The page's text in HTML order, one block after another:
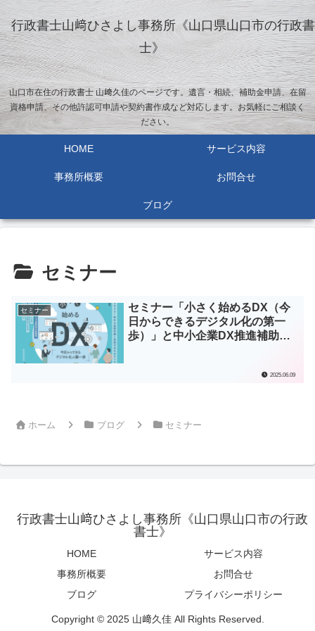
行政書士山﨑ひさよし事務所《山口県山口市の行政書
士》
山口市在住の行政書士 山﨑久佳のページです。遺言・相続、補助金申請、在留
資格申請、その他許認可申請や契約書作成など対応します。お気軽にご相談く
ださい。
HOME サービス内容
事務所概要 お問合せ
ブログ
セミナー
セミナー
セミナー「小さく始めるDX（今
日からできるデジタル化の第一
歩）」と中小企業DX推進補助金
2025.06.09
ホーム ブログ セミナー
行政書士山﨑ひさよし事務所《山口県山口市の行政
書士》
HOME
サービス内容
事務所概要
お問合せ
ブログ
プライバシーポリシー
Copyright © 2025 山﨑久佳 All Rights Reserved.